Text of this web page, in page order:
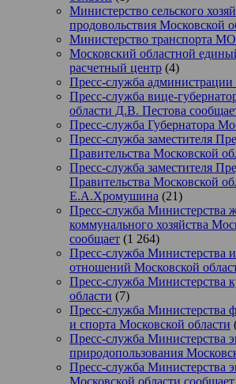
Министерство сельского
продовольствия Московской
Министерство транспорта МО
Московский областной
расчетный центр (4)
Пресс-служба
Пресс-служба вице-
области Д.В. Пестова
Пресс-служба Губернатора
Пресс-служба заместителя
Правительства Московской
Пресс-служба заместителя
Правительства Московской
Е.А.Хромушина (21)
Пресс-служба Министерства
коммунального хозяйства
сообщает (1 264)
Пресс-служба Министерства
отношений Московской
Пресс-служба Министерства
области (7)
Пресс-служба Министерства
и спорта Московской области
Пресс-служба Министерства
природопользования
Пресс-служба Министерства